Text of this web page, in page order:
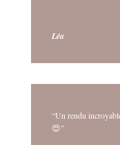
Léa
“Un rendu
😍”